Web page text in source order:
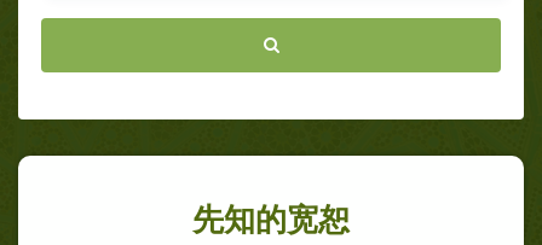
先知的宽恕